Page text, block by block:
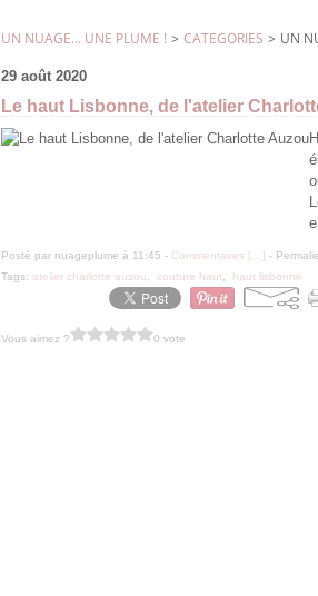
UN NUAGE... UNE PLUME ! > CATEGORIES > UN
29 août 2020
Le haut Lisbonne, de l'atelier
Posté par nuageplume à 11:45 - Commentaires [ ] -
Tags: atelier charlotte auzou couture haut haut lisbonne
Vous aimez ? 0 vote